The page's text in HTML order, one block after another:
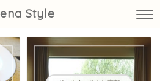
Style